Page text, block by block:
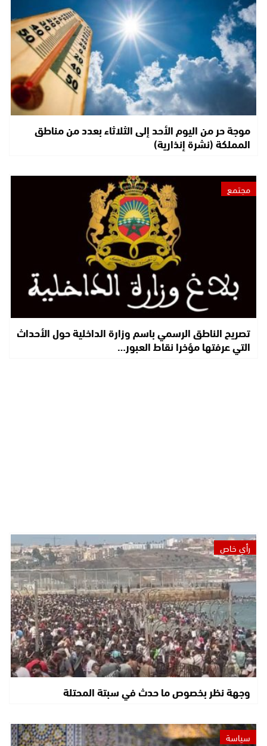
موجة حر من اليوم الأحد إلى الثلاثاء بعدد من مناطق
المملكة (نشرة إنذارية)
مجتمع
تصريح الناطق الرسمي باسم وزارة الداخلية حول الأحداث
التي عرفتها مؤخرا نقاط العبور…
رأي خاص
وجهة نظر بخصوص ما حدث في سبتة المحتلة
سياسة